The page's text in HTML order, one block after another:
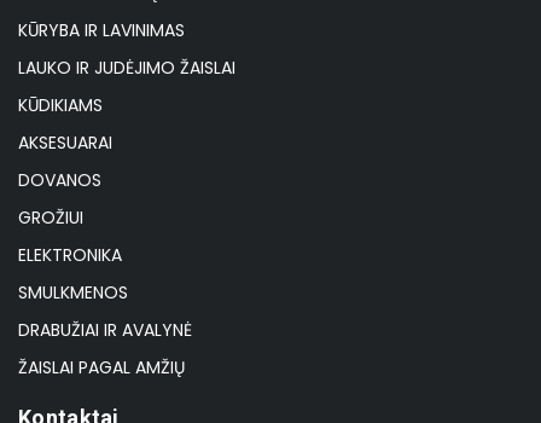
KŪRYBA IR LAVINIMAS
LAUKO IR JUDĖJIMO ŽAISLAI
KŪDIKIAMS
AKSESUARAI
DOVANOS
GROŽIUI
ELEKTRONIKA
SMULKMENOS
DRABUŽIAI IR AVALYNĖ
ŽAISLAI PAGAL AMŽIŲ
Kontaktai